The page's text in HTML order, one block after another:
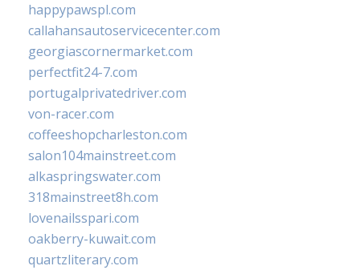
happypawspl.com
callahansautoservicecenter.com
georgiascornermarket.com
perfectfit24-7.com
portugalprivatedriver.com
von-racer.com
coffeeshopcharleston.com
salon104mainstreet.com
alkaspringswater.com
318mainstreet8h.com
lovenailsspari.com
oakberry-kuwait.com
quartzliterary.com